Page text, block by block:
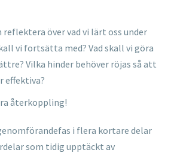
över vad vi lärt oss under
vi fortsätta med? Vad skall vi göra
Vilka hinder behöver röjas så att
effektiva?
återkoppling!
i flera kortare delar
som tidig upptäckt av